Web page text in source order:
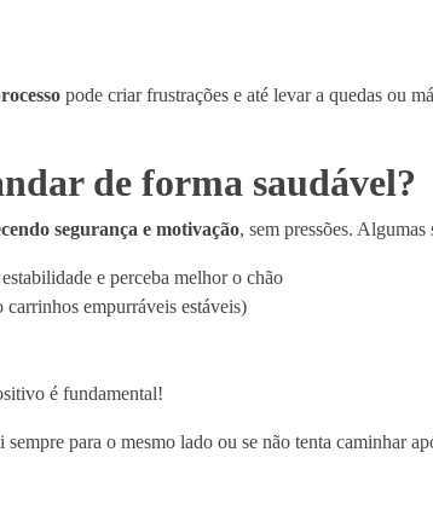
pode criar frustrações e até levar a quedas ou
de forma saudável?
segurança e motivação, sem pressões. Algumas
e perceba melhor o chão
empurráveis estáveis)
é fundamental!
para o mesmo lado ou se não tenta caminhar